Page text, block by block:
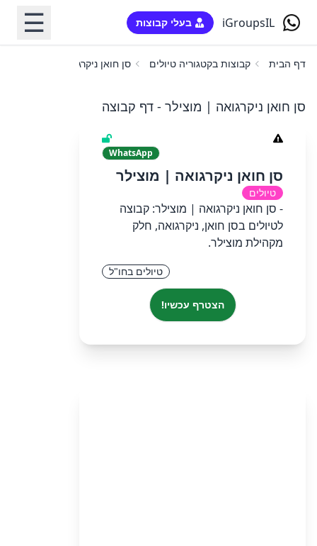
iGroupsIL בעלי קבוצות ☰
דף הבית קבוצות בקטגוריה טיולים סן חואן ניקרגואה | מוצילר
סן חואן ניקרגואה | מוצילר - דף קבוצה
WhatsApp
סן חואן ניקרגואה | מוצילר
טיולים
- סן חואן ניקרגואה | מוצילר: קבוצה
לטיולים בסן חואן, ניקרגואה, חלק
מקהילת מוצילר.
טיולים בחו"ל
הצטרף עכשיו!